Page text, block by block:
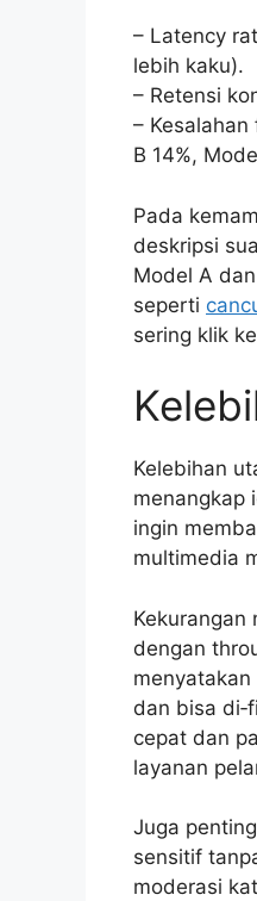
– Latency
lebih kaku).
– Retensi
–
B 14%,
Pada
deskripsi
Model A
seperti
sering klik
Kelebihan
menangkap
ingin
multimedia
Kekurangan
dengan
dan bisa
cepat dan
layanan
Juga
sensitif
moderasi